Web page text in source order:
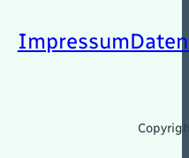
Impressum